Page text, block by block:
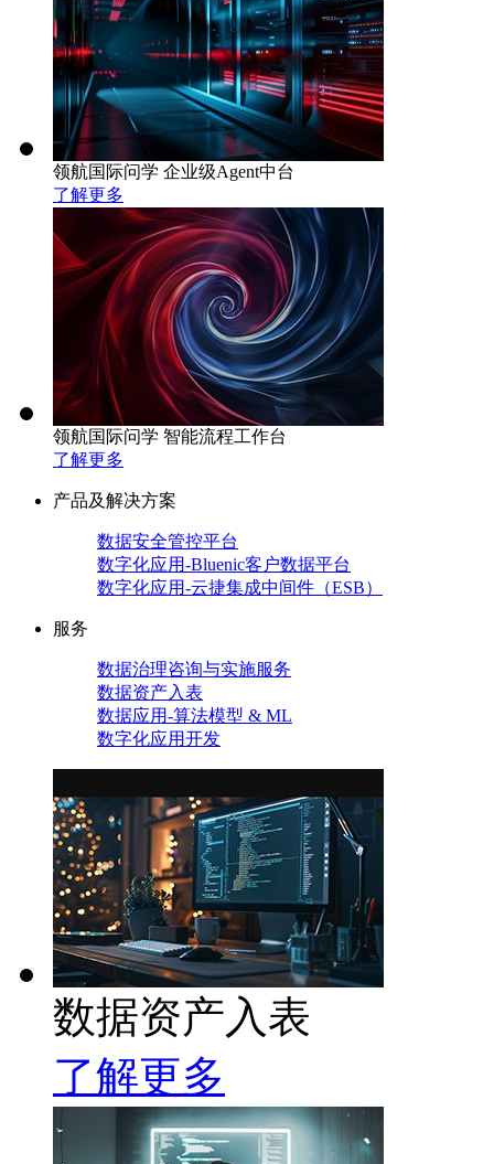
领航国际问学 企业级Agent中台
了解更多
领航国际问学 智能流程工作台
了解更多
产品及解决方案
数据安全管控平台
数字化应用-Bluenic客户数据平台
数字化应用-云捷集成中间件（ESB）
服务
数据治理咨询与实施服务
数据资产入表
数据应用-算法模型 & ML
数字化应用开发
数据资产入表
了解更多